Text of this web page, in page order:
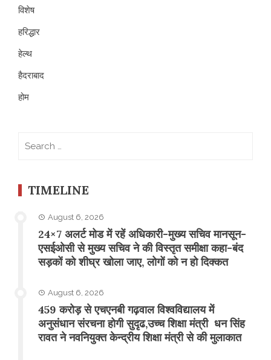
विशेष
हरिद्धार
हेल्थ
हैदराबाद
होम
TIMELINE
August 6, 2026
24×7 अलर्ट मोड में रहें अधिकारी-मुख्य सचिव मानसून-
एसईओसी से मुख्य सचिव ने की विस्तृत समीक्षा कहा-बंद
सड़कों को शीघ्र खोला जाए, लोगों को न हो दिक्कत
August 6, 2026
459 करोड़ से एचएनबी गढ़वाल विश्वविद्यालय में
अनुसंधान संरचना होगी सुदृढ,उच्च शिक्षा मंत्री धन सिंह
रावत ने नवनियुक्त केन्द्रीय शिक्षा मंत्री से की मुलाकात